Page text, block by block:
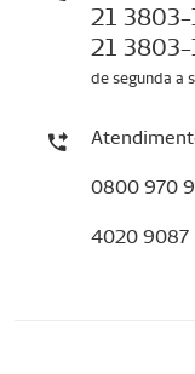
21
21 3803-
de segunda a
0800 970
4020 9087